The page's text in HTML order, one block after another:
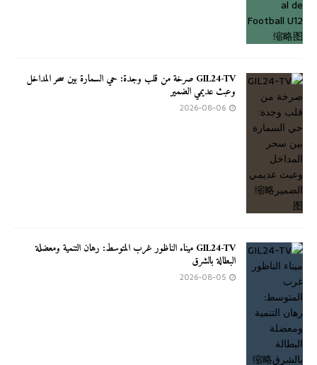
GIL24-TV صرخة من قلب وجدة: حي السمارة بين سحر المداخل
وعبث عديمي الضمير
2026-08-06
GIL24-TV ميناء الناظور غرب المتوسط: رهان التنمية ومعضلة
البطالة بالشرق
2026-08-05